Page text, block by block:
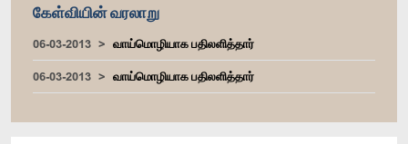
கேள்வியின் வரலாறு
06-03-2013
வாய்மொழியாக பதிலளித்தார்
06-03-2013
வாய்மொழியாக பதிலளித்தார்